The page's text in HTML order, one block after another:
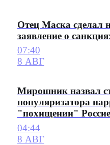
Отец Маска сделал
заявление о
07:40
8 АВГ
Мирошник назвал
популяризатора
"похищении"
04:44
8 АВГ